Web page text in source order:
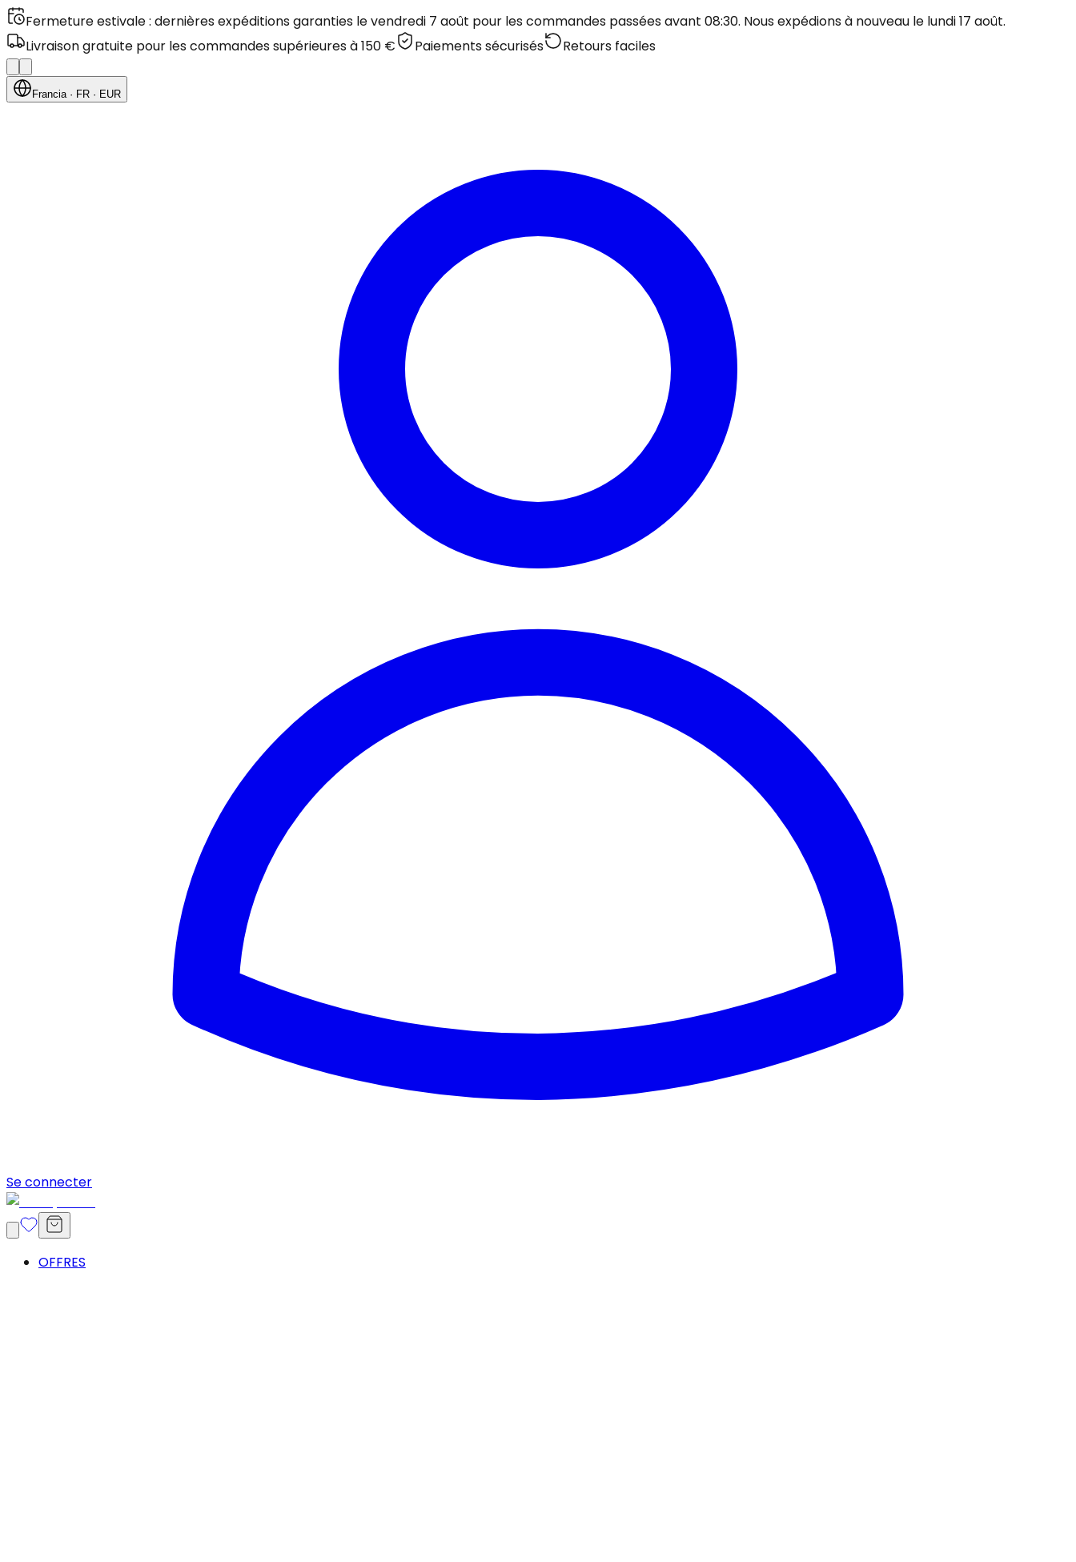
Fermeture estivale : dernières expéditions garanties le vendredi 7 août pour les commandes passées avant 08:30. Nous expédions à nouveau le lundi 17 août.
Livraison gratuite pour les commandes supérieures à 150 €
Paiements sécurisés Retours faciles
Francia· FR · EUR
Se connecter
OFFRES